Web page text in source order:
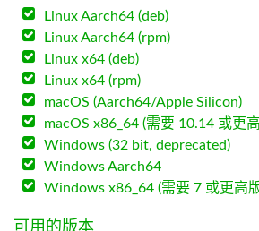
Linux Aarch64 (deb)
Linux Aarch64 (rpm)
Linux x64 (deb)
Linux x64 (rpm)
macOS (Aarch64/Apple Silicon)
macOS x86_64 (需要 10.14 或更
Windows (32 bit, deprecated)
Windows Aarch64
Windows x86_64 (需要 7 或更高
可用的版本